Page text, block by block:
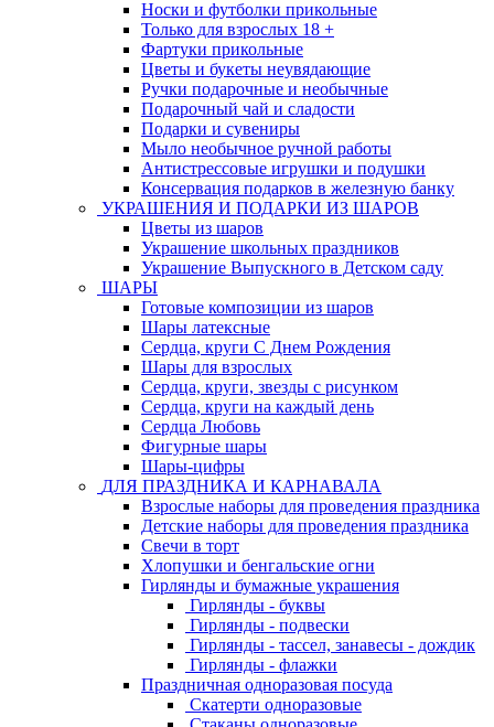
Носки и футболки прикольные
Только для взрослых 18 +
Фартуки прикольные
Цветы и букеты неувядающие
Ручки подарочные и необычные
Подарочный чай и сладости
Подарки и сувениры
Мыло необычное ручной работы
Антистрессовые игрушки и подушки
Консервация подарков в железную банку
УКРАШЕНИЯ И ПОДАРКИ ИЗ ШАРОВ
Цветы из шаров
Украшение школьных праздников
Украшение Выпускного в Детском саду
ШАРЫ
Готовые композиции из шаров
Шары латексные
Сердца, круги С Днем Рождения
Шары для взрослых
Сердца, круги, звезды с рисунком
Сердца, круги на каждый день
Сердца Любовь
Фигурные шары
Шары-цифры
ДЛЯ ПРАЗДНИКА И КАРНАВАЛА
Взрослые наборы для проведения праздника
Детские наборы для проведения праздника
Свечи в торт
Хлопушки и бенгальские огни
Гирлянды и бумажные украшения
Гирлянды - буквы
Гирлянды - подвески
Гирлянды - тассел, занавесы - дождик
Гирлянды - флажки
Праздничная одноразовая посуда
Скатерти одноразовые